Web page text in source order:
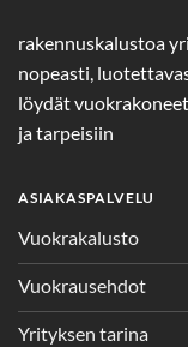
rakennuskalustoa
nopeasti,
löydät
ja tarpeisiin
ASIAKASPALVELU
Vuokrakalusto
Vuokrausehdot
Yrityksen tarina